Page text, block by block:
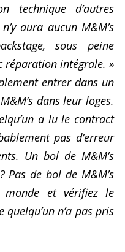
technique d’autres
aura aucun M&M’s
sous peine
réparation intégrale. »
entrer dans un
dans leur loges.
a lu le contract
pas d’erreur
Un bol de M&M’s
Pas de bol de M&M’s
et vérifiez le
n’a pas pris